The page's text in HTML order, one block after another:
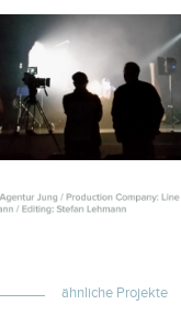
ähnliche Projekte